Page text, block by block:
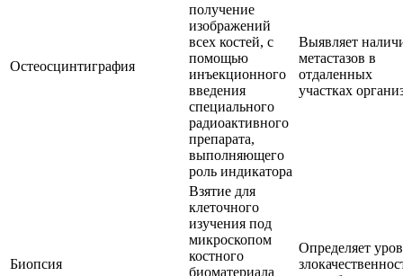
Остеосцинтиграфия
получение
изображений
всех костей, с
помощью
инъекционного
введения
специального
радиоактивного
препарата,
выполняющего
роль индикатора
Выявляет
метастазов в
отдаленных
участках
Биопсия
Взятие для
клеточного
изучения под
микроскопом
костного
биоматериала
Определяет